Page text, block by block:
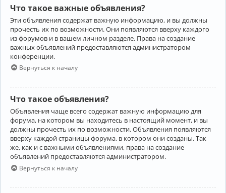
Что такое важные объявления?
Эти объявления содержат важную информацию, и вы должны
прочесть их по возможности. Они появляются вверху каждого
из форумов и в вашем личном разделе. Права на создание
важных объявлений предоставляются администратором
конференции.
Вернуться к началу
Что такое объявления?
Объявления чаще всего содержат важную информацию для
форума, на котором вы находитесь в настоящий момент, и вы
должны прочесть их по возможности. Объявления появляются
вверху каждой страницы форума, в котором они созданы. Так
же, как и с важными объявлениями, права на создание
объявлений предоставляются администратором.
Вернуться к началу